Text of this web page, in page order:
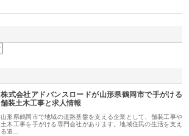
株式会社アドバンスロードが山形県鶴岡市で手がける
舗装土木工事と求人情報
山形県鶴岡市で地域の道路基盤を支える企業として、舗装工事や
土木工事を手がける専門会社があります。地域住民の生活を支え
る道…